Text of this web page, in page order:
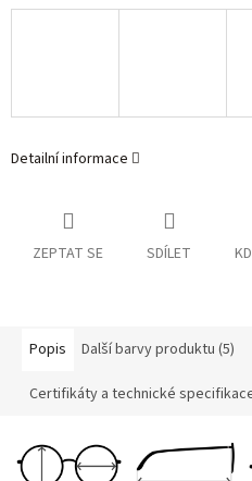
Detailní informace
ZEPTAT SE SDÍLET
Popis Další barvy produktu (5)
Certifikáty a technické